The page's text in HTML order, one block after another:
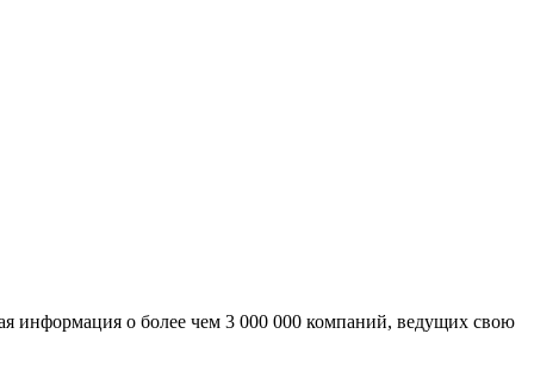
информация о более чем 3 000 000 компаний, ведущих свою